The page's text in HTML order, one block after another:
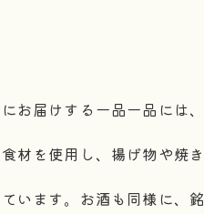
お届けする一品一品には
材を使用し、揚げ物や焼
います。お酒も同様に、